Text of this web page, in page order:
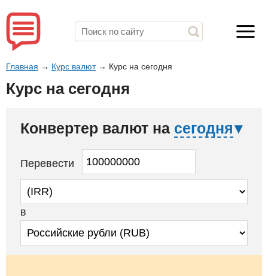
Главная → Курс валют→ Курс на сегодня
Курс на сегодня
Конвертер валют на сегодня
Перевести
в